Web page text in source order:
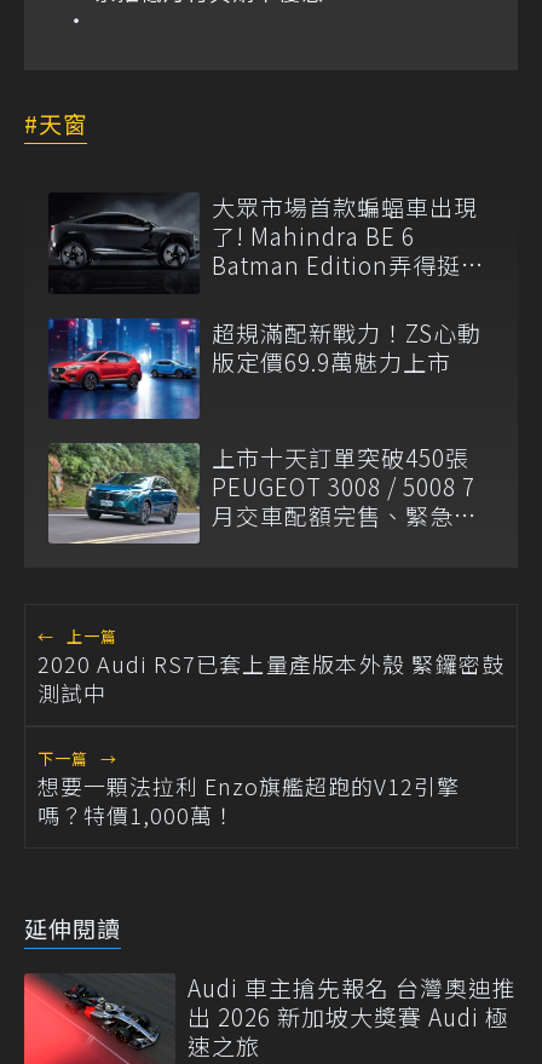
天窗
大眾市場首款蝙蝠車出現
了! Mahindra BE 6
Batman Edition弄得挺像
超規滿配新戰力！ZS心動
版定價69.9萬魅力上市
上市十天訂單突破450張
PEUGEOT 3008 / 5008 7
月交車配額完售、緊急追
← 上一篇
2020 Audi RS7已套上量產版本外殼 緊鑼密鼓
測試中
下一篇 →
想要一顆法拉利 Enzo旗艦超跑的V12引擎
嗎？特價1,000萬！
延伸閱讀
Audi 車主搶先報名 台灣奧迪推
出 2026 新加坡大獎賽 Audi 極
速之旅